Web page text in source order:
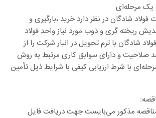
یک مرحله‌ای
فولاد شادگان در نظر دارد خرید ،بارگیری و
ریخته گری و ذوب مورد نیاز واحد فولاد
شادگان با ترم تحویل در انبار شرکت را از
صلاحیت و دارای سوابق کاری مرتبط به روش
با شرط ارزیابی کیفی با شرایط ذیل تأمین
مذکور می‌بایست جهت دریافت فایل